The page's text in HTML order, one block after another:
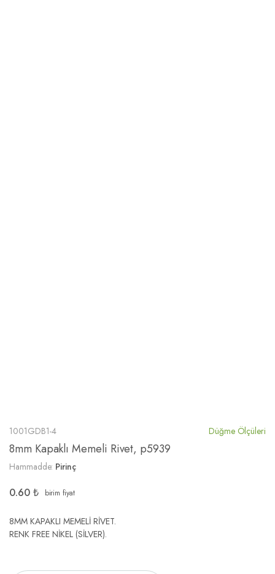
1001GDB1-4 Düğme Ölçüleri
8mm Kapaklı Memeli Rivet, p5939
Hammadde: Pirinç
0.60 ₺ birim fiyat
8MM KAPAKLI MEMELİ RİVET.
RENK FREE NİKEL (SİLVER).